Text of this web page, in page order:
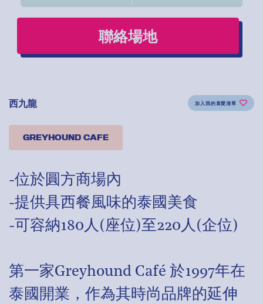
西九龍 加入我的喜愛清單
GREYHOUND CAFE
-位於圓方商場內
-提供具西餐風味的泰國美食
-可容納180人(座位)至220人(企位)
第一家Greyhound Café 於1997年在
泰國開業，作為其時尚品牌的延伸
聯絡場地